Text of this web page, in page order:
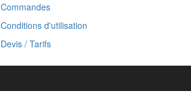
Commandes
Conditions d'utilisation
Devis / Tarifs